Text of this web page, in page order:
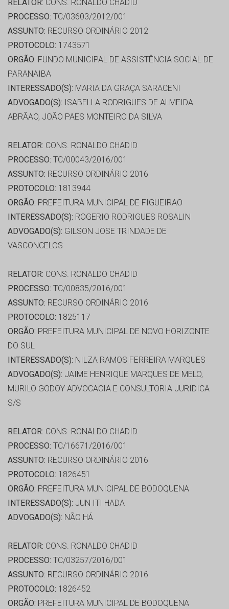
RELATOR: CONS. RONALDO CHADID
PROCESSO: TC/03603/2012/001
ASSUNTO: RECURSO ORDINÁRIO 2012
PROTOCOLO: 1743571
ORGÃO: FUNDO MUNICIPAL DE ASSISTÊNCIA SOCIAL DE
PARANAIBA
INTERESSADO(S): MARIA DA GRAÇA SARACENI
ADVOGADO(S): ISABELLA RODRIGUES DE ALMEIDA
ABRÃAO, JOÃO PAES MONTEIRO DA SILVA
RELATOR: CONS. RONALDO CHADID
PROCESSO: TC/00043/2016/001
ASSUNTO: RECURSO ORDINÁRIO 2016
PROTOCOLO: 1813944
ORGÃO: PREFEITURA MUNICIPAL DE FIGUEIRAO
INTERESSADO(S): ROGERIO RODRIGUES ROSALIN
ADVOGADO(S): GILSON JOSE TRINDADE DE
VASCONCELOS
RELATOR: CONS. RONALDO CHADID
PROCESSO: TC/00835/2016/001
ASSUNTO: RECURSO ORDINÁRIO 2016
PROTOCOLO: 1825117
ORGÃO: PREFEITURA MUNICIPAL DE NOVO HORIZONTE
DO SUL
INTERESSADO(S): NILZA RAMOS FERREIRA MARQUES
ADVOGADO(S): JAIME HENRIQUE MARQUES DE MELO,
MURILO GODOY ADVOCACIA E CONSULTORIA JURIDICA
S/S
RELATOR: CONS. RONALDO CHADID
PROCESSO: TC/16671/2016/001
ASSUNTO: RECURSO ORDINÁRIO 2016
PROTOCOLO: 1826451
ORGÃO: PREFEITURA MUNICIPAL DE BODOQUENA
INTERESSADO(S): JUN ITI HADA
ADVOGADO(S): NÃO HÁ
RELATOR: CONS. RONALDO CHADID
PROCESSO: TC/03257/2016/001
ASSUNTO: RECURSO ORDINÁRIO 2016
PROTOCOLO: 1826452
ORGÃO: PREFEITURA MUNICIPAL DE BODOQUENA